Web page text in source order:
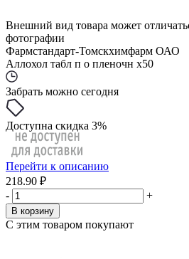
Внешний вид товара может
фотографии
Фармстандарт-Томскхимфарм ОАО
Аллохол табл п о пленочн x50
Забрать можно сегодня
Доступна скидка 3%
Перейти к описанию
218.90 ₽
-
+
В корзину
С этим товаром покупают